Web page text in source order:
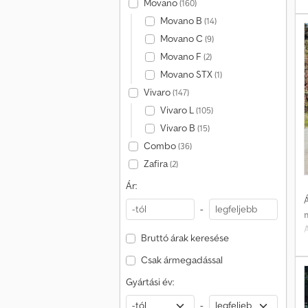
Movano(160)
Movano B (14)
Movano C (9)
Movano F (2)
Movano STX(1)
Vivaro(147)
Vivaro L(105)
Vivaro B (15)
Combo(36)
Zafira(2)
Ár:
-
Bruttó árak keresése
Csak ármegadással
Gyártási év:
-